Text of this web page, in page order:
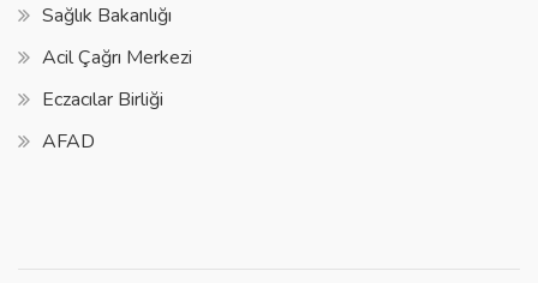
Sağlık Bakanlığı
Acil Çağrı Merkezi
Eczacılar Birliği
AFAD